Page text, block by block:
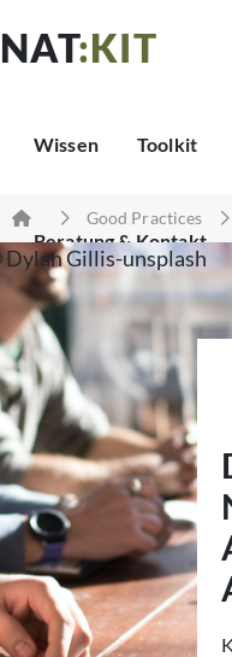
NAT:KIT
Wissen Toolkit
Beratung & Kontakt
Good Practices
Ammergauer Alpen
Gillis-unsplash